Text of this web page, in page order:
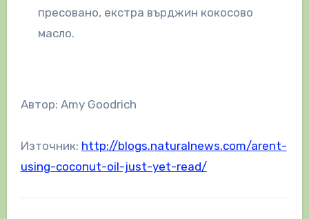
пресовано, екстра върджин кокосово
масло.
Автор: Amy Goodrich
Източник: http://blogs.naturalnews.com/arent-
using-coconut-oil-just-yet-read/